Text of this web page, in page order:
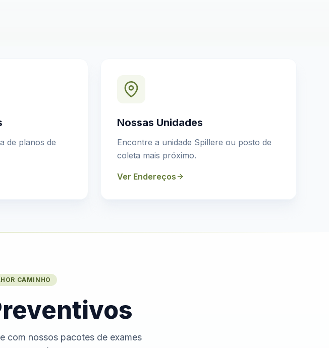
de planos de
Nossas Unidades
Encontre a unidade Spillere ou posto de
coleta mais próximo.
Ver Endereços
CAMINHO
com nossos pacotes de exames